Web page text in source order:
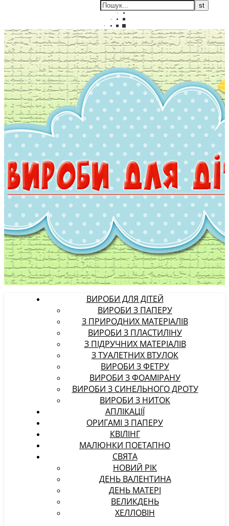
ВИРОБИ ДЛЯ ДІТЕЙ
ВИРОБИ З ПАПЕРУ
З ПРИРОДНИХ МАТЕРІАЛІВ
ВИРОБИ З ПЛАСТИЛІНУ
З ПІДРУЧНИХ МАТЕРІАЛІВ
З ТУАЛЕТНИХ ВТУЛОК
ВИРОБИ З ФЕТРУ
ВИРОБИ З ФОАМІРАНУ
ВИРОБИ З СИНЕЛЬНОГО ДРОТУ
ВИРОБИ З НИТОК
АПЛІКАЦІЇ
ОРИГАМІ З ПАПЕРУ
КВІЛІНГ
МАЛЮНКИ ПОЕТАПНО
СВЯТА
НОВИЙ РІК
ДЕНЬ ВАЛЕНТИНА
ДЕНЬ МАТЕРІ
ВЕЛИКДЕНЬ
ХЕЛЛОВІН